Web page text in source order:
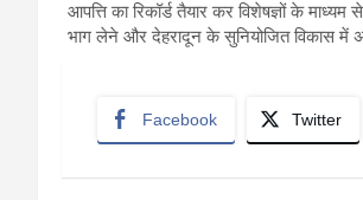
आपत्ति का रिकॉर्ड तैयार कर विशेषज्ञों के
भाग लेने और देहरादून के सुनियोजित विकास में
Facebook Twitter